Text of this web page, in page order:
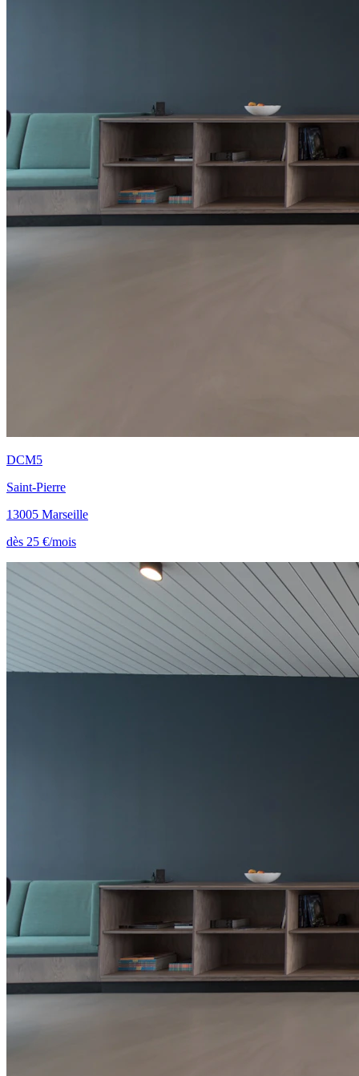
DCM5
Saint-Pierre
13005 Marseille
dès 25 €/mois